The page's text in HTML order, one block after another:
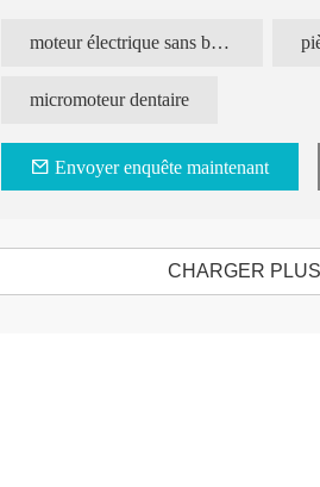
- Prise d'alimentation : 1 pièce
1. Tête Troque, puissante
3. Dimensions du moteur : Φ22*L71mm
4. Tension : 24 V CC
moteur électrique sans balais
micromoteur dentaire
Envoyer enquête maintenant
CHARGER PLUS